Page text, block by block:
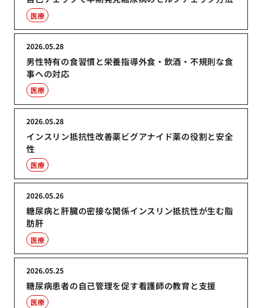
医療
男性特有の食習慣と栄養指導外食・飲酒・不規則な食
事への対応
2026.05.28
医療
インスリン抵抗性改善薬ビグアナイド薬の役割と安全
性
2026.05.28
医療
糖尿病と肝臓の密接な関係インスリン抵抗性が生む脂
肪肝
2026.05.26
医療
糖尿病患者の自己管理を促す看護師の教育と支援
2026.05.25
医療